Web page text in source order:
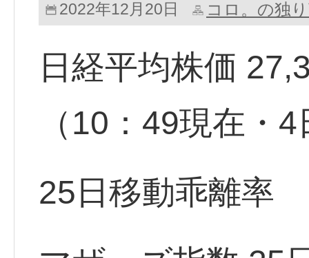
2022年12月20日 コロ。の独
日経平均株価
（10：49現在・
25日移動乖離率